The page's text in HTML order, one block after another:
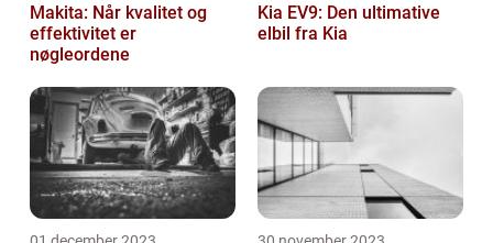
Makita: Når kvalitet og
effektivitet er
nøgleordene
Kia EV9: Den ultimative
elbil fra Kia